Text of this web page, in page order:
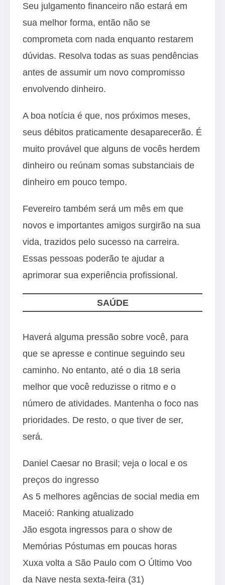
Seu julgamento financeiro não estará em
sua melhor forma, então não se
comprometa com nada enquanto restarem
dúvidas. Resolva todas as suas pendências
antes de assumir um novo compromisso
envolvendo dinheiro.
A boa notícia é que, nos próximos meses,
seus débitos praticamente desaparecerão. É
muito provável que alguns de vocês herdem
dinheiro ou reúnam somas substanciais de
dinheiro em pouco tempo.
Fevereiro também será um mês em que
novos e importantes amigos surgirão na sua
vida, trazidos pelo sucesso na carreira.
Essas pessoas poderão te ajudar a
aprimorar sua experiência profissional.
SAÚDE
Haverá alguma pressão sobre você, para
que se apresse e continue seguindo seu
caminho. No entanto, até o dia 18 seria
melhor que você reduzisse o ritmo e o
número de atividades. Mantenha o foco nas
prioridades. De resto, o que tiver de ser,
será.
Daniel Caesar no Brasil; veja o local e os
preços do ingresso
As 5 melhores agências de social media em
Maceió: Ranking atualizado
Jão esgota ingressos para o show de
Memórias Póstumas em poucas horas
Xuxa volta a São Paulo com O Último Voo
da Nave nesta sexta-feira (31)